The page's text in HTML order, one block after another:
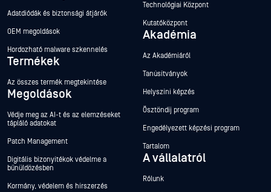
Adatdiódák és biztonsági átjárók
OEM megoldások
Hordozható malware szkennelés
Termékek
Az összes termék megtekintése
Megoldások
Védje meg az AI-t és az elemzéseket
tápláló adatokat
Patch Management
Digitális bizonyítékok védelme a
bűnüldözésben
Kormány, védelem és hírszerzés
Technológiai Központ
Kutatóközpont
Akadémia
Az Akadémiáról
Tanúsítványok
Helyszíni képzés
Ösztöndíj program
Engedélyezett képzési program
Tartalom
A vállalatról
Rólunk